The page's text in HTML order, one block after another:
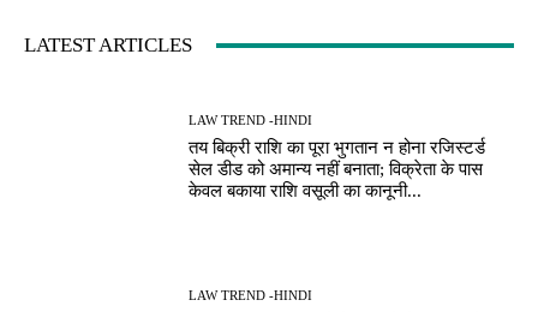
LATEST ARTICLES
LAW TREND -HINDI
तय बिक्री राशि का पूरा भुगतान न होना रजिस्टर्ड
सेल डीड को अमान्य नहीं बनाता; विक्रेता के पास
केवल बकाया राशि वसूली का कानूनी...
LAW TREND -HINDI